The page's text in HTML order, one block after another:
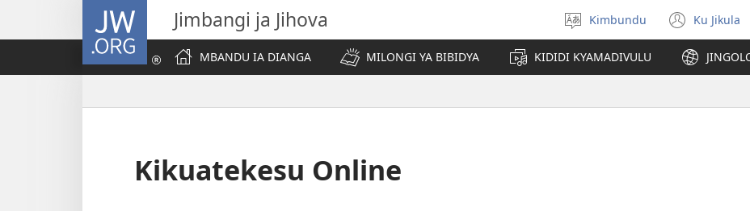
JW.ORG Jimbangi ja Jihova
Select
language
Kimbundu Ku Jikula
(opens
new
window)
MBANDU IA DIANGA
MILONGI YA BIBIDYA KIDIDI KYAMADIVULU
Kikuatekesu Online